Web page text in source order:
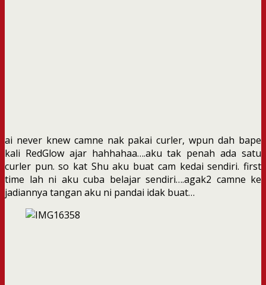
ai never knew camne nak pakai curler, wpun dah bape
kali RedGlow ajar hahhahaa….aku tak penah ada satu
curler pun. so kat Shu aku buat cam kedai sendiri. first
time lah ni aku cuba belajar sendiri….agak2 camne ke
jadiannya tangan aku ni pandai idak buat…